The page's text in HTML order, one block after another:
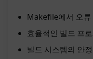
Makefile에서 오류
효율적인 빌드 프
빌드 시스템의 안